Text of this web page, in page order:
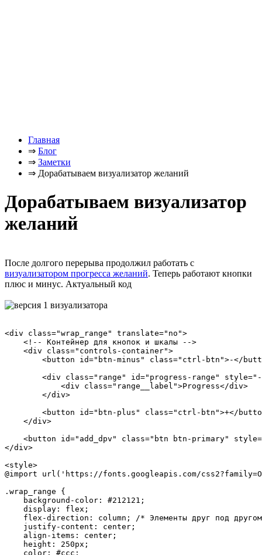
Главная
⇒ Блог
⇒ Заметки
⇒ Дорабатываем визуализатор желаний
Дорабатываем визуализатор
желаний
После долгого перерыва продолжил работать с
визуализатором прогресса желаний. Теперь работают кнопки
плюс и минус. Актуальный код
<div class="wrap_range" translate="no">
    <!-- Контейнер для кнопок и шкалы -->
    <div class="controls-container">
<button id="btn-minus" class="ctrl-btn">-</
<div class="range" id="progress-range"
            <div class="range__label">Progress</div>
        </div>
<button id="btn-plus" class="ctrl-btn">+</
    </div>
<button id="add_dpv" class="btn btn-primary"
</div>
<style>
@import url('https://fonts.googleapis.com/
.wrap_range {
    background-color: #212121;
    display: flex;
flex-direction: column; /* Элементы друг под
    justify-content: center;
    align-items: center;
    height: 250px;
    color: #ccc;